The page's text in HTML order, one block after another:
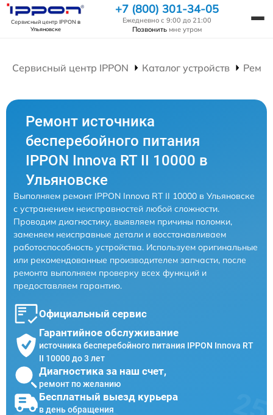
Сервисный центр IPPON в
Ульяновске
+7 (800) 301-34-05
Ежедневно с 9:00 до 21:00
Позвонить мне утром
Сервисный центр IPPON Каталог устройств
Ремонт источника
бесперебойного питания
IPPON Innova RT II 10000 в
Ульяновске
Выполняем ремонт IPPON Innova RT II 10000 в Ульяновске
с устранением неисправностей любой сложности.
Проводим диагностику, выявляем причины поломки,
заменяем неисправные детали и восстанавливаем
работоспособность устройства. Используем оригинальные
или рекомендованные производителем запчасти, после
ремонта выполняем проверку всех функций и
предоставляем гарантию.
Официальный сервис
Гарантийное обслуживание
источника бесперебойного питания IPPON Innova RT
II 10000 до 3 лет
Диагностика за наш счет,
ремонт по желанию
Бесплатный выезд курьера
в день обращения